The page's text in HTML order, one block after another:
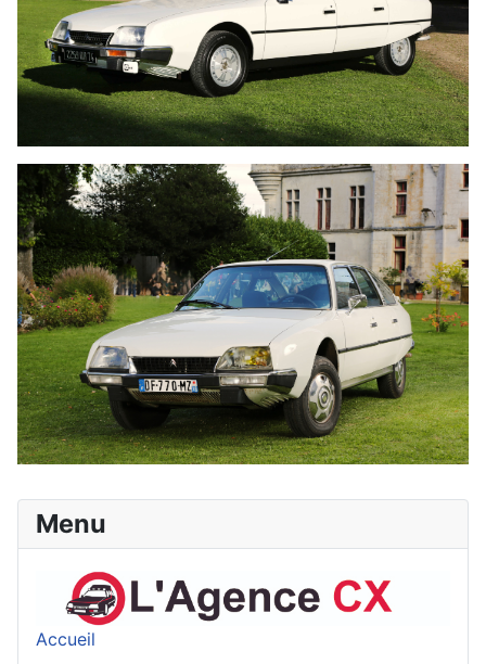
Menu
Accueil